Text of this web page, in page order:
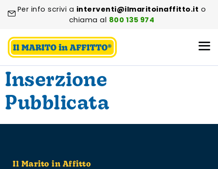
Per info scrivi a interventi@ilmaritoinaffitto.it o
chiama al 800 135 974
Inserzione
Pubblicata
Il Marito in Affitto